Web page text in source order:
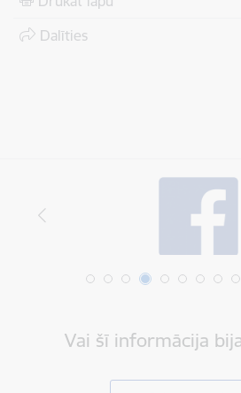
Dalīties
Vai šī informācija